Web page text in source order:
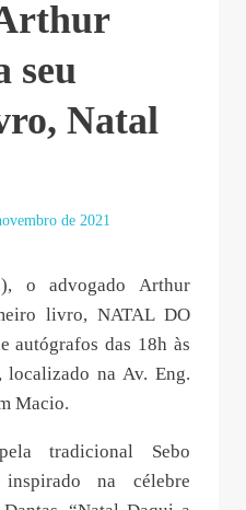
seu
Natal
de 2021
o advogado Arthur
livro, NATAL DO
autógrafos das 18h às
localizado na Av. Eng.
Macio.
tradicional Sebo
na célebre